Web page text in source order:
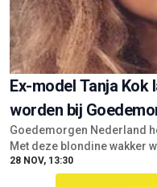
Ex-model Tanja Kok
worden bij
Goedemorgen Nederland
Met deze blondine wakker
28 NOV, 13:30